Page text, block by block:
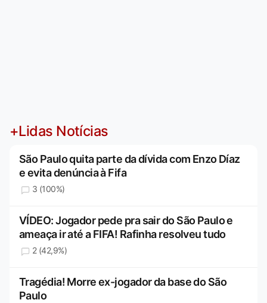
+Lidas Notícias
São Paulo quita parte da dívida com Enzo Díaz
e evita denúncia à Fifa
3 (100%)
VÍDEO: Jogador pede pra sair do São Paulo e
ameaça ir até a FIFA! Rafinha resolveu tudo
2 (42,9%)
Tragédia! Morre ex-jogador da base do São
Paulo